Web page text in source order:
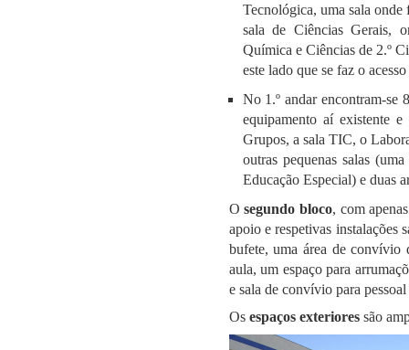
Tecnológica, uma sala
sala de Ciências Gerais,
Química e Ciências de 2.º
este lado que se faz o
No 1.º andar encontram-se
equipamento aí existente
Grupos, a sala TIC, o
outras pequenas salas
Educação Especial) e duas
O segundo bloco, com
apoio e respetivas instalações
bufete, uma área de convívio
aula, um espaço para
e sala de convívio para
Os espaços exterioressão